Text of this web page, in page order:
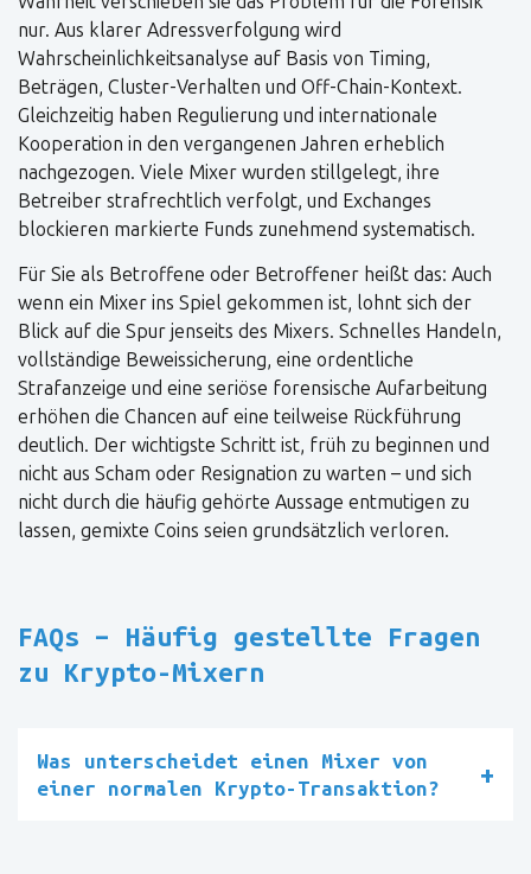
nur. Aus klarer Adressverfolgung wird
Wahrscheinlichkeitsanalyse auf Basis von Timing,
Beträgen, Cluster-Verhalten und Off-Chain-Kontext.
Gleichzeitig haben Regulierung und internationale
Kooperation in den vergangenen Jahren erheblich
nachgezogen. Viele Mixer wurden stillgelegt, ihre
Betreiber strafrechtlich verfolgt, und Exchanges
blockieren markierte Funds zunehmend systematisch.
Für Sie als Betroffene oder Betroffener heißt das: Auch
wenn ein Mixer ins Spiel gekommen ist, lohnt sich der
Blick auf die Spur jenseits des Mixers. Schnelles Handeln,
vollständige Beweissicherung, eine ordentliche
Strafanzeige und eine seriöse forensische Aufarbeitung
erhöhen die Chancen auf eine teilweise Rückführung
deutlich. Der wichtigste Schritt ist, früh zu beginnen und
nicht aus Scham oder Resignation zu warten – und sich
nicht durch die häufig gehörte Aussage entmutigen zu
lassen, gemixte Coins seien grundsätzlich verloren.
FAQs – Häufig gestellte Fragen
zu Krypto-Mixern
Was unterscheidet einen Mixer von
einer normalen Krypto-Transaktion?